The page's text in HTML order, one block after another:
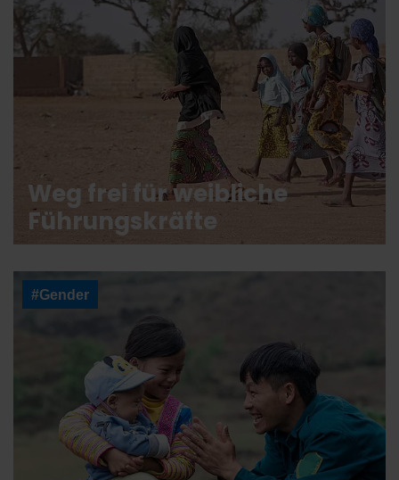
Weg frei für weibliche
Führungskräfte
#Gender